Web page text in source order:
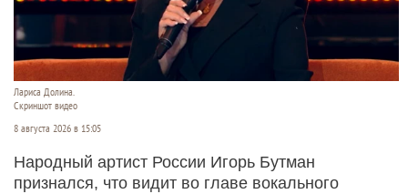
Лариса Долина.
Скриншот видео
8 августа 2026 в 15:05
Народный артист России Игорь Бутман
признался, что видит во главе вокального